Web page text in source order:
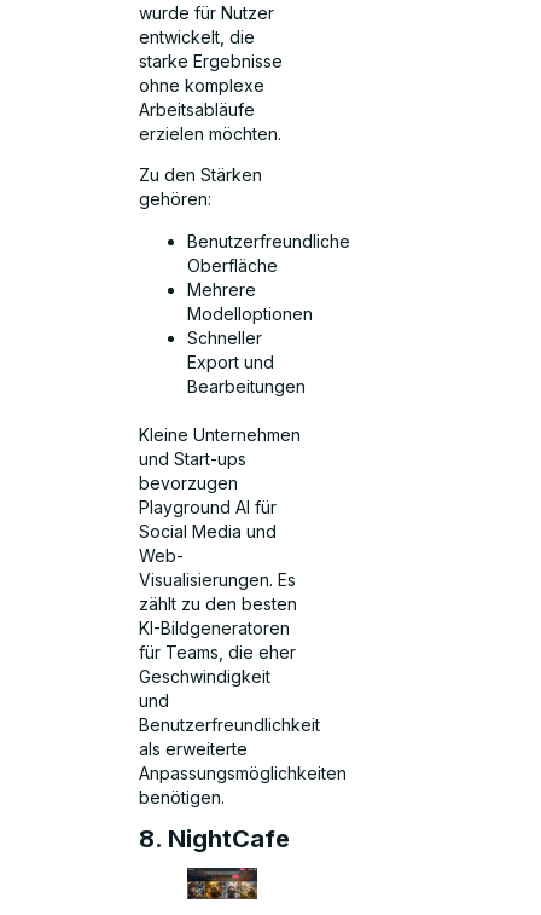
wurde für Nutzer
entwickelt, die
starke Ergebnisse
ohne komplexe
Arbeitsabläufe
erzielen möchten.
Zu den Stärken
gehören:
Benutzerfreundliche
Oberfläche
Mehrere
Modelloptionen
Schneller
Export und
Bearbeitungen
Kleine Unternehmen
und Start-ups
bevorzugen
Playground AI für
Social Media und
Web-
Visualisierungen. Es
zählt zu den besten
KI-Bildgeneratoren
für Teams, die eher
Geschwindigkeit
und
Benutzerfreundlichkeit
als erweiterte
Anpassungsmöglichkeiten
benötigen.
8. NightCafe